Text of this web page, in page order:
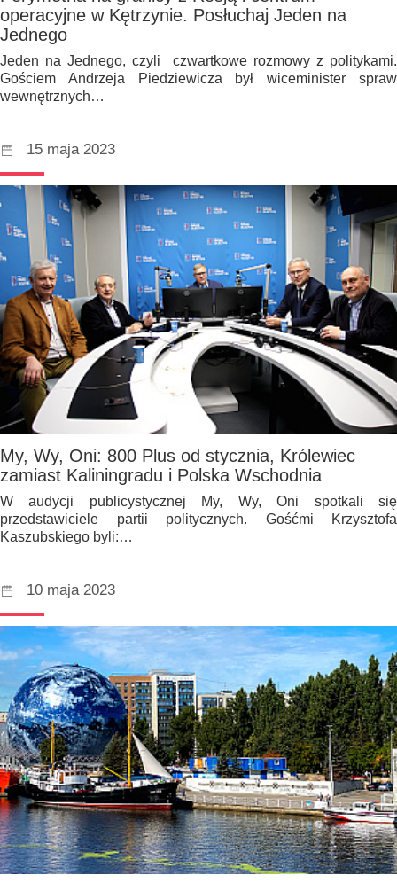
operacyjne w Kętrzynie. Posłuchaj Jeden na
Jednego
Jeden na Jednego, czyli czwartkowe rozmowy z politykami.
Gościem Andrzeja Piedziewicza był wiceminister spraw
wewnętrznych…
15 maja 2023
My, Wy, Oni: 800 Plus od stycznia, Królewiec
zamiast Kaliningradu i Polska Wschodnia
W audycji publicystycznej My, Wy, Oni spotkali się
przedstawiciele partii politycznych. Gośćmi Krzysztofa
Kaszubskiego byli:…
10 maja 2023